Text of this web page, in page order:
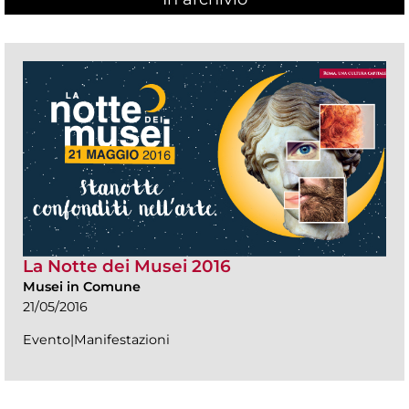
La Notte dei Musei 2016
Musei in Comune
21/05/2016
Evento|Manifestazioni